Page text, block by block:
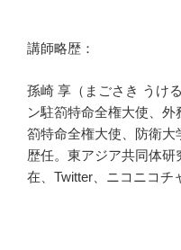
講師略歴：
孫崎 享（まごさき うけ
ン駐箚特命全権大使、
箚特命全権大使、防衛
歴任。東アジア共同体
在、Twitter、ニコニコチ